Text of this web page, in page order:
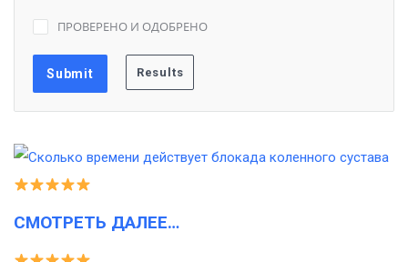
ПРОВЕРЕНО И ОДОБРЕНО
СМОТРЕТЬ ДАЛЕЕ…